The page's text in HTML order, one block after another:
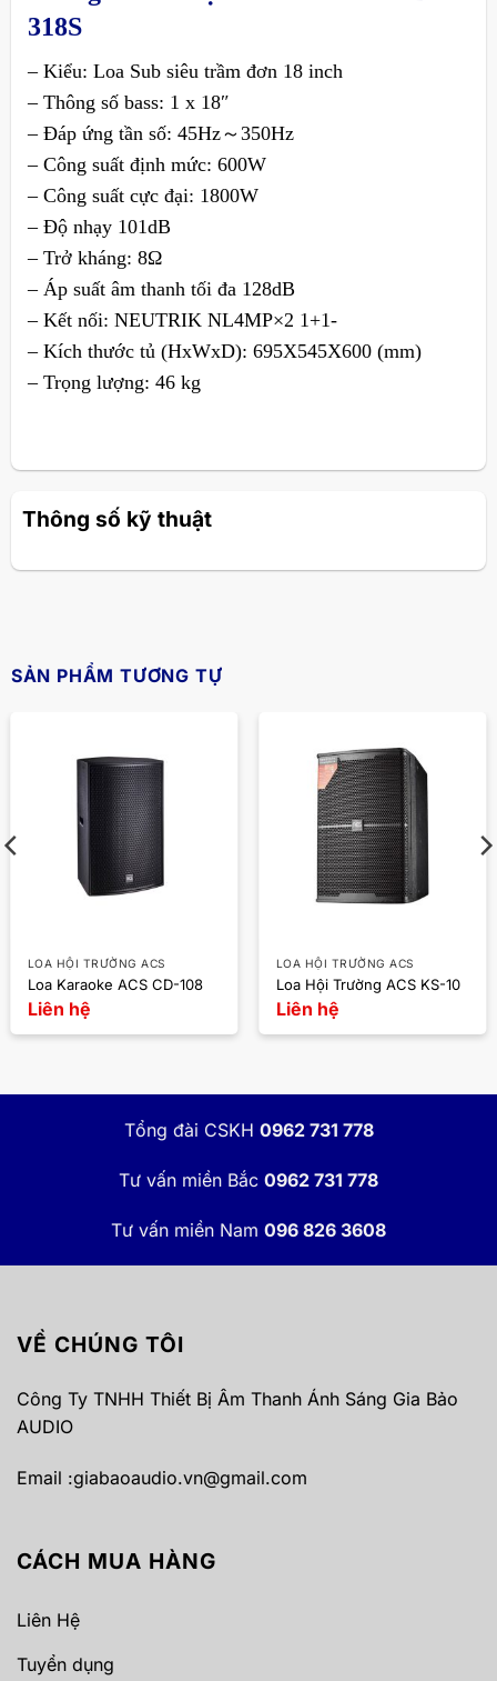
318S
– Kiểu: Loa Sub siêu trầm đơn 18 inch
– Thông số bass: 1 x 18″
– Đáp ứng tần số: 45Hz～350Hz
– Công suất định mức: 600W
– Công suất cực đại: 1800W
– Độ nhạy 101dB
– Trở kháng: 8Ω
– Áp suất âm thanh tối đa 128dB
– Kết nối: NEUTRIK NL4MP×2 1+1-
– Kích thước tủ (HxWxD): 695X545X600 (mm)
– Trọng lượng: 46 kg
Thông số kỹ thuật
SẢN PHẨM TƯƠNG TỰ
LOA HỘI TRƯỜNG ACS
Loa Karaoke ACS CD-108
Liên hệ
LOA HỘI TRƯỜNG ACS
Loa Hội Trường ACS KS-10
Liên hệ
Tổng đài CSKH 0962 731 778
Tư vấn miền Bắc 0962 731 778
Tư vấn miền Nam 096 826 3608
VỀ CHÚNG TÔI
Công Ty TNHH Thiết Bị Âm Thanh Ánh Sáng Gia Bảo
AUDIO
Email :giabaoaudio.vn@gmail.com
CÁCH MUA HÀNG
Liên Hệ
Tuyển dụng